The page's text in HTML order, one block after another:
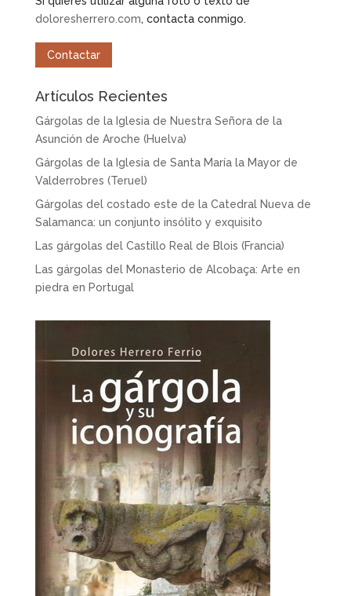
doloresherrero.com, contacta conmigo.
Contactar
Artículos Recientes
Gárgolas de la Iglesia de Nuestra Señora de la
Asunción de Aroche (Huelva)
Gárgolas de la Iglesia de Santa María la Mayor de
Valderrobres (Teruel)
Gárgolas del costado este de la Catedral Nueva de
Salamanca: un conjunto insólito y exquisito
Las gárgolas del Castillo Real de Blois (Francia)
Las gárgolas del Monasterio de Alcobaça: Arte en
piedra en Portugal